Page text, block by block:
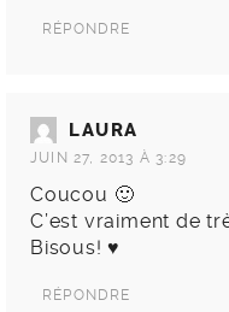
RÉPONDRE
LAURA
JUIN 27, 2013 À 3:29
Coucou 🙂
C’est vraiment de
Bisous! ♥
RÉPONDRE